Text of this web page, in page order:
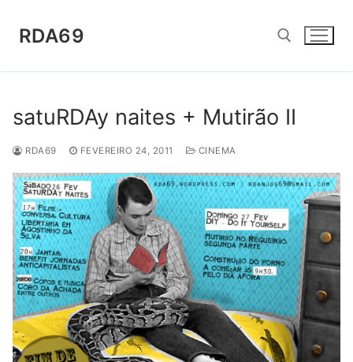
paraRDA69
satuRDAy naites + Mutirão II
RDA69 FEVEREIRO 24, 2011 CINEMA